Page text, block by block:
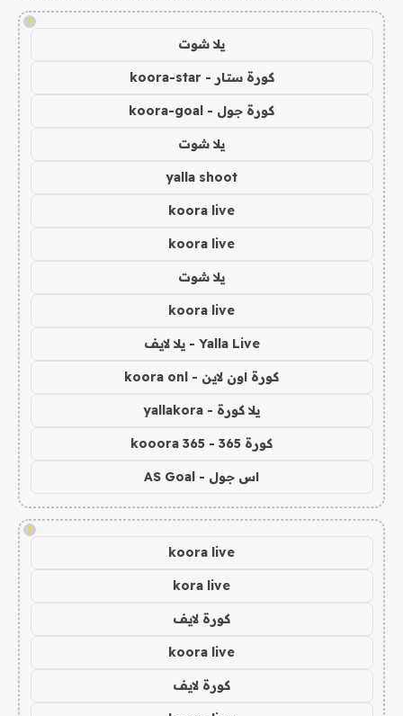
!
يلا شوت
كورة ستار - koora-star
كورة جول - koora-goal
يلا شوت
yalla shoot
koora live
koora live
يلا شوت
koora live
Yalla Live - يلا لايف
كورة اون لاين - koora onl
يلا كورة - yallakora
كورة 365 - kooora 365
اس جول - AS Goal
!
koora live
kora live
كورة لايف
koora live
كورة لايف